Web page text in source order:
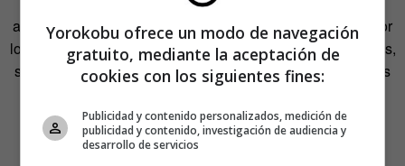
algún miembro de la resistencia francesa era capturado por
los nazis, no se le exigía que no delatara a sus compañeros,
sino que aguantara el tiempo suficiente para que sus estos
Yorokobu ofrece un modo de navegación
gratuito, mediante la aceptación de
cookies con los siguientes fines:
Publicidad y contenido personalizados, medición de
publicidad y contenido, investigación de audiencia y
desarrollo de servicios